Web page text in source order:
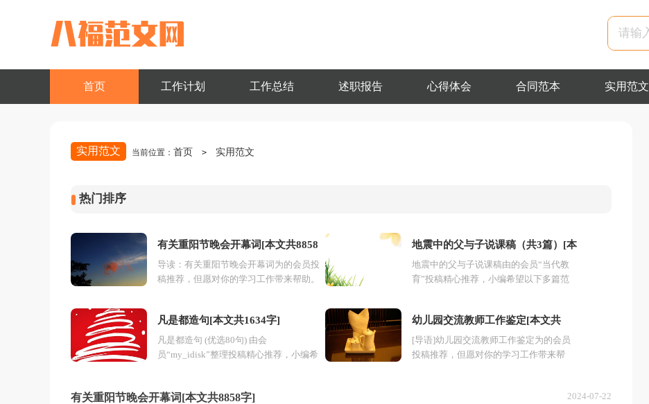
首页 工作计划 工作总结 述职报告 心得体会 合同范本 实用范文
实用范文 当前位置： 首页 > 实用范文
热门排序
有关重阳节晚会开幕词[本文共8858
字]
导读：有关重阳节晚会开幕词为的会员投
稿推荐，但愿对你的学习工作带来帮助。
地震中的父与子说课稿（共3篇）[本
文共6981字]
地震中的父与子说课稿由的会员“当代教
育”投稿精心推荐，小编希望以下多篇范
凡是都造句[本文共1634字]
凡是都造句 (优选80句) 由会
员“my_idisk”整理投稿精心推荐，小编希
造...
幼儿园交流教师工作鉴定[本文共
3529字]
[导语]幼儿园交流教师工作鉴定为的会员
投稿推荐，但愿对你的学习工作带来帮
有关重阳节晚会开幕词[本文共8858字] 2024-07-22